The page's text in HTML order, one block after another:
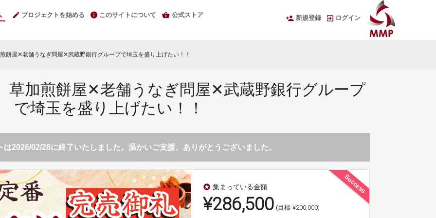
プロジェクトを始める このサイトについて 公式ストア 新規登録 ログイン
餅屋✕老舗うなぎ問屋✕武蔵野銀行グループで埼玉を盛り上げたい！！
草加煎餅屋✕老舗うなぎ問屋✕武蔵野銀行グループ
で埼玉を盛り上げたい！！
は2026/02/28に終了いたしました。温かいご支援、ありがとうございました。
Success
stars 集まっている金額
¥286,500 (目標 ¥200,000)